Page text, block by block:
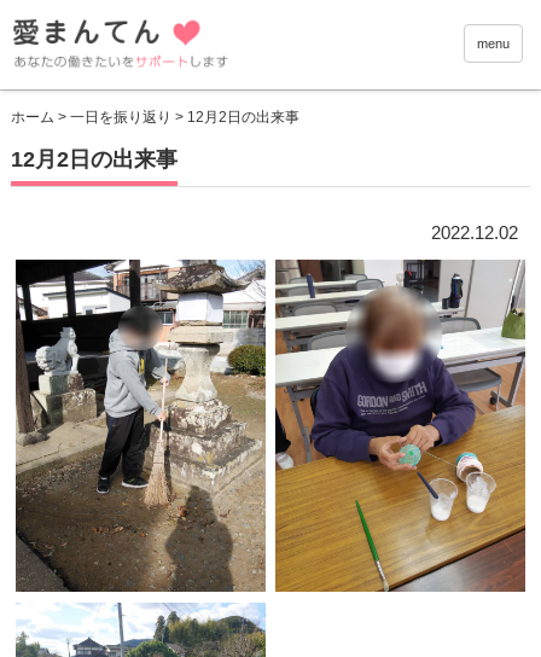
愛まん
menu
ホーム > 一日を振り返り > 12月2日の出来事
12月2日の出来事
2022.12.02